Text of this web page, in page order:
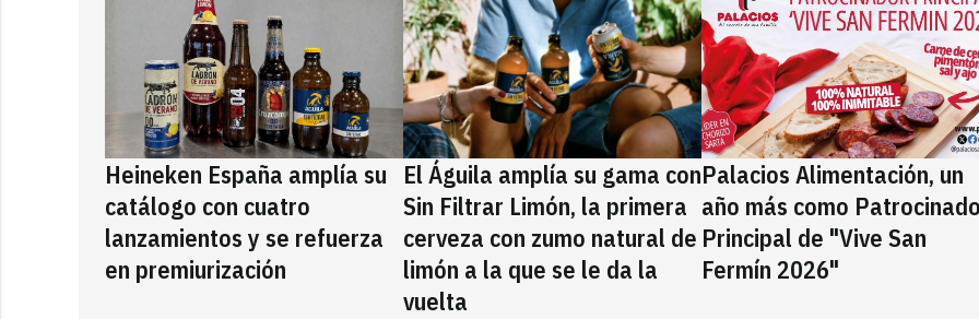
Heineken España amplía su
catálogo con cuatro
lanzamientos y se refuerza
en premiurización
El Águila amplía su gama con
Sin Filtrar Limón, la primera
cerveza con zumo natural de
limón a la que se le da la
vuelta
Palacios Alimentación, un
año más como
Principal de "Vive San
Fermín 2026"